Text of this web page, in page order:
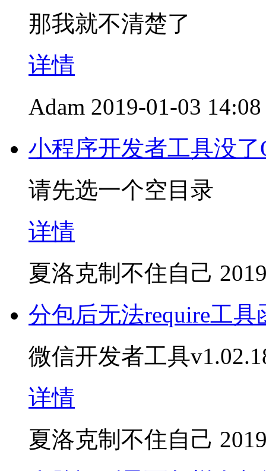
那我就不清楚了
详情
Adam 2019-01-03 14:08
小程序开发者工具没了
请先选一个空目录
详情
夏洛克制不住自己
分包后无法require工
微信开发者工具
详情
夏洛克制不住自己